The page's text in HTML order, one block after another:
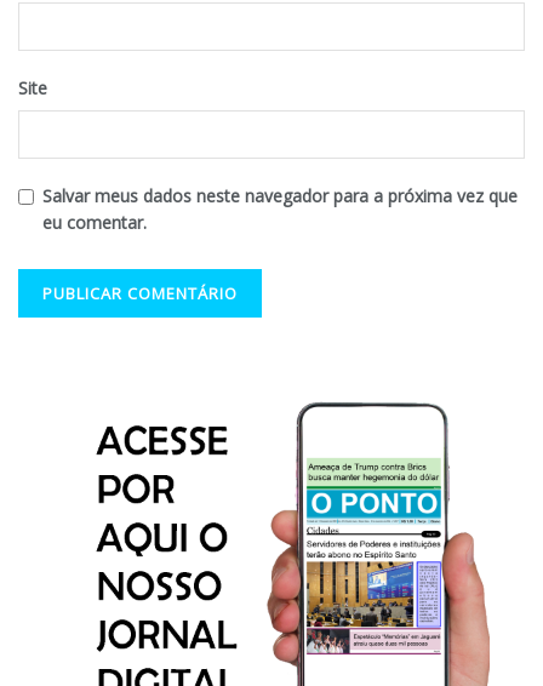
Site
Salvar meus dados neste navegador para a próxima vez que
eu comentar.